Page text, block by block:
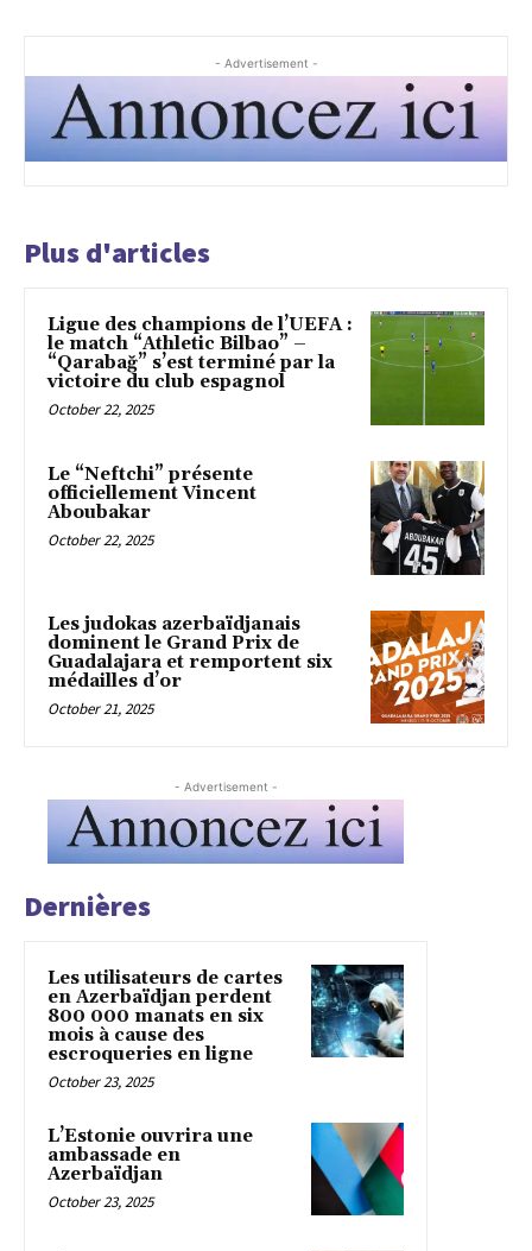
- Advertisement -
Plus d'articles
Ligue des champions de l’UEFA :
le match “Athletic Bilbao” –
“Qarabağ” s’est terminé par la
victoire du club espagnol
October 22, 2025
Le “Neftchi” présente
officiellement Vincent
Aboubakar
October 22, 2025
Les judokas azerbaïdjanais
dominent le Grand Prix de
Guadalajara et remportent six
médailles d’or
October 21, 2025
- Advertisement -
Dernières
Les utilisateurs de cartes
en Azerbaïdjan perdent
800 000 manats en six
mois à cause des
escroqueries en ligne
October 23, 2025
L’Estonie ouvrira une
ambassade en
Azerbaïdjan
October 23, 2025